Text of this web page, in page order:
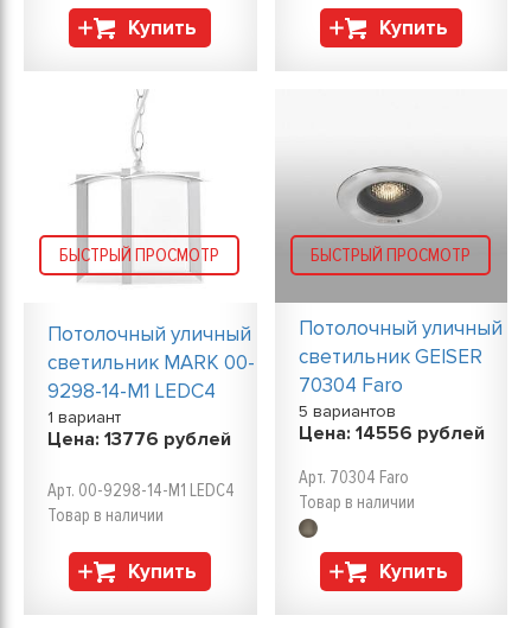
Купить Купить
БЫСТРЫЙ ПРОСМОТР
Потолочный уличный
светильник MARK 00-
9298-14-M1 LEDC4
1 вариант
Цена: 13776 рублей
Арт. 00-9298-14-M1 LEDC4
Товар в наличии
Купить
БЫСТРЫЙ ПРОСМОТР
Потолочный уличный
светильник GEISER
70304 Faro
5 вариантов
Цена: 14556 рублей
Арт. 70304 Faro
Товар в наличии
Купить